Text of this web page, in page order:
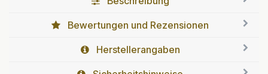
Bewertungen und Rezensionen
Herstellerangaben